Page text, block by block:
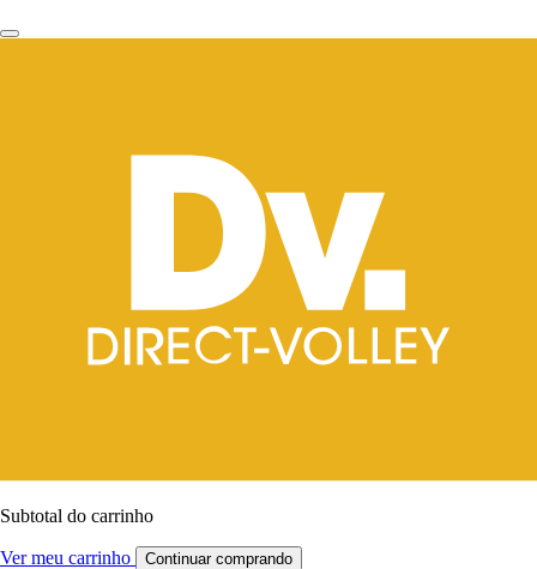
Subtotal do carrinho
Ver meu carrinho Continuar comprando